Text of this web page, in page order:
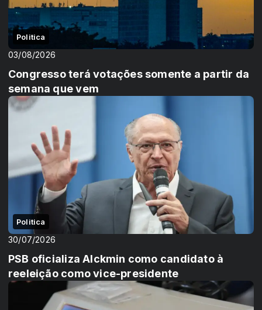
Politica
03/08/2026
Congresso terá votações somente a partir da
semana que vem
Politica
30/07/2026
PSB oficializa Alckmin como candidato à
reeleição como vice-presidente